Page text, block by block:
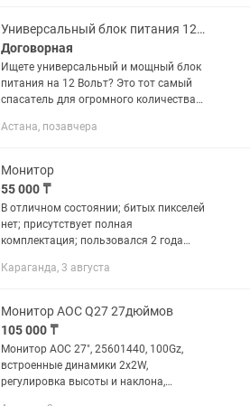
Универсальный блок питания 12V 5A 60W 5.5х2.5 мм для мониторов и техники
Договорная
Ищете универсальный и мощный блок
питания на 12 Вольт? Это тот самый
спасатель для огромного количества
выдает честные 60W (5 Ампер), не
Астана, позавчера
Монитор
55 000 ₸
В отличном состоянии; битых пикселей
нет; присутствует полная
комплектация; пользовался 2 года
VA Разрешение - 1920x1080 Частота
Караганда, 3 августа
Монитор AOC Q27 27дюймов
105 000 ₸
Монитор AOC 27", 25601440, 100Gz,
встроенные динамики 2x2W,
регулировка высоты и наклона,